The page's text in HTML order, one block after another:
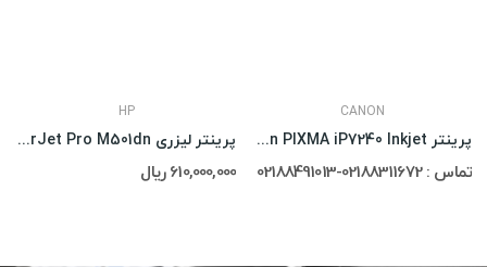
HP
پرینتر لیزری HP LaserJet Pro M501dn
610,000,000 ریال
CANON
پرینتر Canon PIXMA iP7240 Inkjet
تماس : 02188311672-02188491013